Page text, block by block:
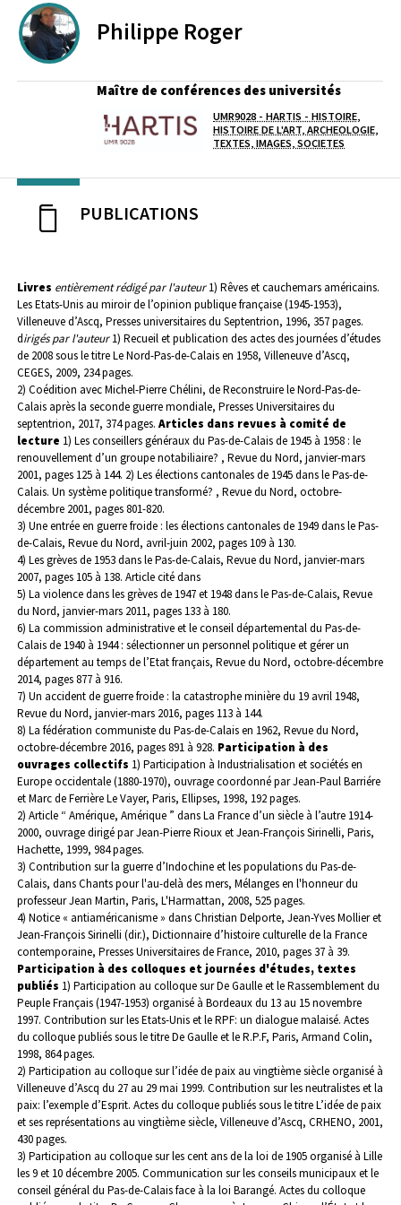
Philippe Roger
Maître de conférences des universités
Laboratoire / équipe
UMR9028 - HARTIS - HISTOIRE,
HISTOIRE DE L'ART, ARCHEOLOGIE,
TEXTES, IMAGES, SOCIETES
PUBLICATIONS
Livres entièrement rédigé par l'auteur 1) Rêves et cauchemars américains.
Les Etats-Unis au miroir de l’opinion publique française (1945-1953),
Villeneuve d’Ascq, Presses universitaires du Septentrion, 1996, 357 pages.
dirigés par l'auteur 1) Recueil et publication des actes des journées d’études
de 2008 sous le titre Le Nord-Pas-de-Calais en 1958, Villeneuve d’Ascq,
CEGES, 2009, 234 pages.
2) Coédition avec Michel-Pierre Chélini, de Reconstruire le Nord-Pas-de-
Calais après la seconde guerre mondiale, Presses Universitaires du
septentrion, 2017, 374 pages. Articles dans revues à comité de
lecture 1) Les conseillers généraux du Pas-de-Calais de 1945 à 1958 : le
renouvellement d’un groupe notabiliaire? , Revue du Nord, janvier-mars
2001, pages 125 à 144. 2) Les élections cantonales de 1945 dans le Pas-de-
Calais. Un système politique transformé? , Revue du Nord, octobre-
décembre 2001, pages 801-820.
3) Une entrée en guerre froide : les élections cantonales de 1949 dans le Pas-
de-Calais, Revue du Nord, avril-juin 2002, pages 109 à 130.
4) Les grèves de 1953 dans le Pas-de-Calais, Revue du Nord, janvier-mars
2007, pages 105 à 138. Article cité dans
5) La violence dans les grèves de 1947 et 1948 dans le Pas-de-Calais, Revue
du Nord, janvier-mars 2011, pages 133 à 180.
6) La commission administrative et le conseil départemental du Pas-de-
Calais de 1940 à 1944 : sélectionner un personnel politique et gérer un
département au temps de l’Etat français, Revue du Nord, octobre-décembre
2014, pages 877 à 916.
7) Un accident de guerre froide : la catastrophe minière du 19 avril 1948,
Revue du Nord, janvier-mars 2016, pages 113 à 144.
8) La fédération communiste du Pas-de-Calais en 1962, Revue du Nord,
octobre-décembre 2016, pages 891 à 928. Participation à des
ouvrages collectifs 1) Participation à Industrialisation et sociétés en
Europe occidentale (1880-1970), ouvrage coordonné par Jean-Paul Barriére
et Marc de Ferrière Le Vayer, Paris, Ellipses, 1998, 192 pages.
2) Article “ Amérique, Amérique ” dans La France d’un siècle à l’autre 1914-
2000, ouvrage dirigé par Jean-Pierre Rioux et Jean-François Sirinelli, Paris,
Hachette, 1999, 984 pages.
3) Contribution sur la guerre d’Indochine et les populations du Pas-de-
Calais, dans Chants pour l'au-delà des mers, Mélanges en l'honneur du
professeur Jean Martin, Paris, L'Harmattan, 2008, 525 pages.
4) Notice « antiaméricanisme » dans Christian Delporte, Jean-Yves Mollier et
Jean-François Sirinelli (dir.), Dictionnaire d’histoire culturelle de la France
contemporaine, Presses Universitaires de France, 2010, pages 37 à 39.
Participation à des colloques et journées d'études, textes
publiés 1) Participation au colloque sur De Gaulle et le Rassemblement du
Peuple Français (1947-1953) organisé à Bordeaux du 13 au 15 novembre
1997. Contribution sur les Etats-Unis et le RPF: un dialogue malaisé. Actes
du colloque publiés sous le titre De Gaulle et le R.P.F, Paris, Armand Colin,
1998, 864 pages.
2) Participation au colloque sur l’idée de paix au vingtième siècle organisé à
Villeneuve d’Ascq du 27 au 29 mai 1999. Contribution sur les neutralistes et la
paix: l’exemple d’Esprit. Actes du colloque publiés sous le titre L’idée de paix
et ses représentations au vingtième siècle, Villeneuve d’Ascq, CRHENO, 2001,
430 pages.
3) Participation au colloque sur les cent ans de la loi de 1905 organisé à Lille
les 9 et 10 décembre 2005. Communication sur les conseils municipaux et le
conseil général du Pas-de-Calais face à la loi Barangé. Actes du colloque